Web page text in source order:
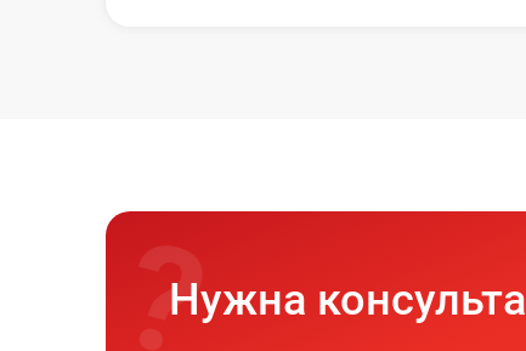
Нужна